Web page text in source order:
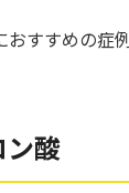
すすめの症
ン酸